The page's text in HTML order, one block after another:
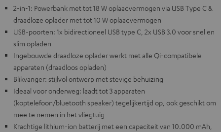
2-in-1: Powerbank met tot 18 W oplaadvermogen via USB Type C &
draadloze oplader met tot 10 W oplaadvermogen
USB-poorten: 1x bidirectioneel USB type C, 2x USB 3.0 voor snel en
slim opladen
Ingebouwde draadloze oplader werkt met alle Qi-compatibele
apparaten (draadloos opladen)
Blikvanger: stijlvol ontwerp met stevige behuizing
Ideaal voor onderweg: laadt tot 3 apparaten
(koptelefoon/bluetooth speaker) tegelijkertijd op, ook geschikt om
mee te nemen in het vliegtuig
Krachtige lithium-ion batterij met een capaciteit van 10.000 mAh,